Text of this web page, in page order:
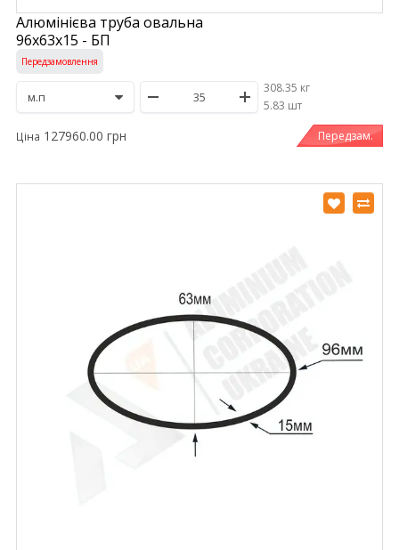
Алюмінієва труба овальна
96х63х15 - БП
Передзамовлення
308.35 кг
/5.83 шт
Ціна 127960.00 грн Передзам.